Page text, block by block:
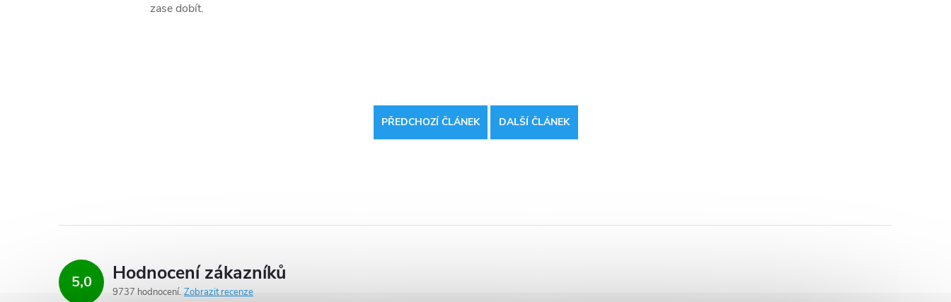
zase dobít.
PŘEDCHOZÍ ČLÁNEK DALŠÍ ČLÁNEK
5,0 Hodnocení zákazníků
9737 hodnocení Zobrazit recenze